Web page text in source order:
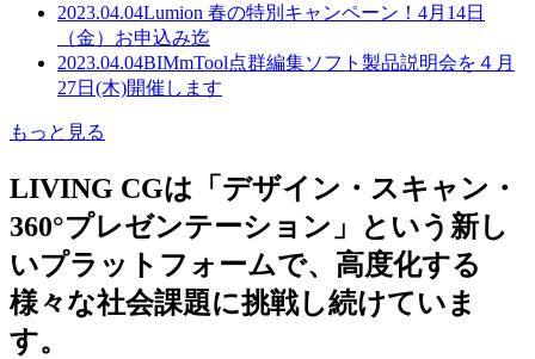
2023.04.04Lumion 春の特別キャンペーン！4月14日
（金）お申込み迄
2023.04.04BIMmTool点群編集ソフト製品説明会を４月
27日(木)開催します
もっと見る
LIVING CGは「デザイン・スキャン・
360°プレゼンテーション」という新し
いプラットフォームで、高度化する
様々な社会課題に挑戦し続けていま
す。